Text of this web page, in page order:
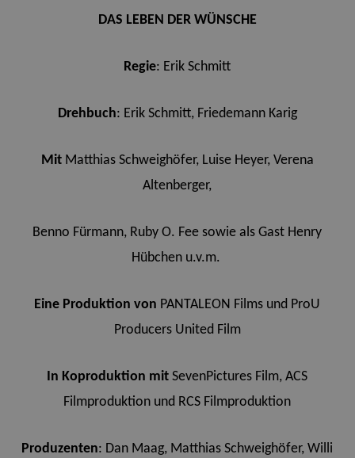
DAS LEBEN DER WÜNSCHE
Regie: Erik Schmitt
Drehbuch: Erik Schmitt, Friedemann Karig
MitMatthias Schweighöfer, Luise Heyer, Verena
Altenberger,
Benno Fürmann, Ruby O. Fee sowie als Gast Henry
Hübchen u.v.m.
Eine Produktion von PANTALEON Films und ProU
Producers United Film
In Koproduktion mit SevenPictures Film, ACS
Filmproduktion und RCS Filmproduktion
Produzenten: Dan Maag, Matthias Schweighöfer, Willi